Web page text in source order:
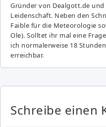
Gründer von Dealgott.de und
Leidenschaft. Neben den
Fai­ble für die Meteorologie
Ole). Solltet ihr mal eine
ich normalerweise 18
erreichbar.
Schreibe einen